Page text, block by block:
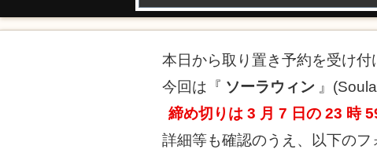
本日から取り置き予約を受け付
今回は『 ソーラウィン 』
締め切りは 3 月 7 日の 23 時
詳細等も確認のうえ、以下のフ